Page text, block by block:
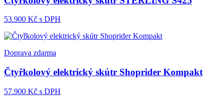
53.900 Kč s DPH
Doprava zdarma
Čtyřkolový elektrický skútr Shoprider Kompakt
57.900 Kč s DPH